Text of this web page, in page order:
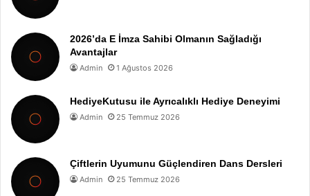
2026’da E İmza Sahibi Olmanın Sağladığı
Avantajlar
Admin 1 Ağustos 2026
HediyeKutusu ile Ayrıcalıklı Hediye Deneyimi
Admin 25 Temmuz 2026
Çiftlerin Uyumunu Güçlendiren Dans Dersleri
Admin 25 Temmuz 2026